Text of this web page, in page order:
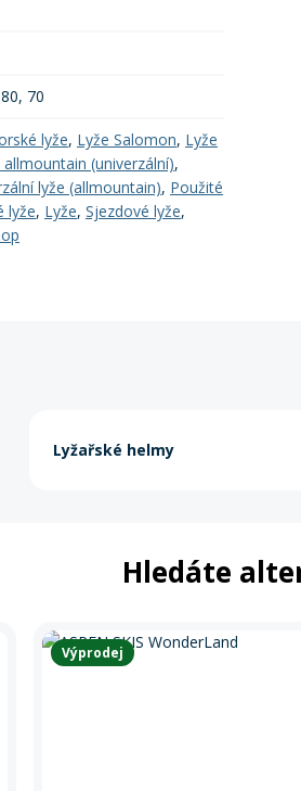
70
lyže, Lyže Salomon, Lyže
allmountain (univerzální),
lyže (allmountain), Použité
lyže, Lyže, Sjezdové lyže,
Lyžařské helmy
Hledáte
Výprodej